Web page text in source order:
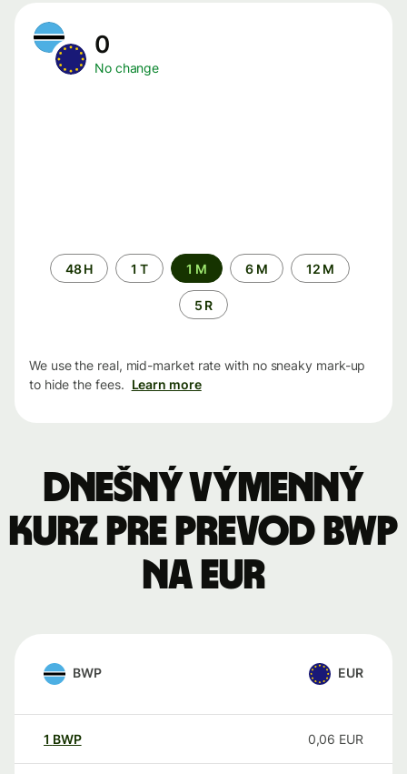
0
No change
Time
period
48 H 1 T 1 M 6 M 12 M
5 R
We use the real, mid-market rate with no sneaky mark-up
to hide the fees. Learn more
Dnešný výmenný
kurz pre prevod BWP
na EUR
BWP EUR
1 BWP 0,06 EUR